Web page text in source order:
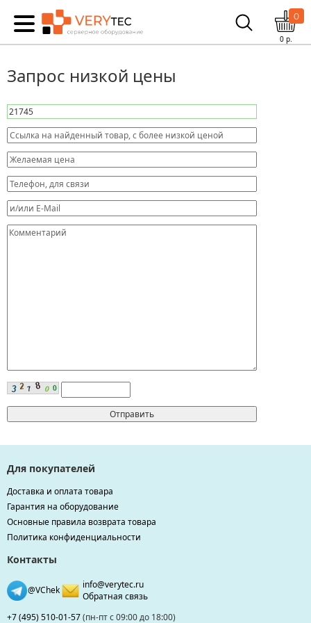
0
0р.
Запрос низкой цены
Для покупателей
Доставка и оплата товара
Гарантия на оборудование
Основные правила возврата товара
Политика конфиденциальности
Контакты
@VChek
info@verytec.ru
Обратная связь
+7 (495) 510-01-57(пн-пт с 09:00 до 18:00)